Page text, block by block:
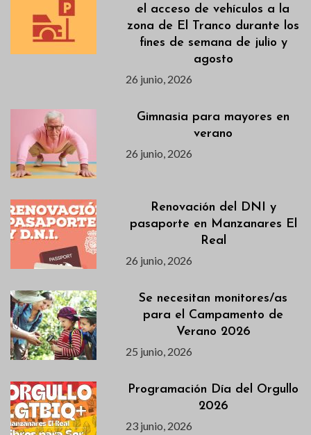
el acceso de vehículos a la
zona de El Tranco durante los
fines de semana de julio y
agosto
26 junio, 2026
Gimnasia para mayores en
verano
26 junio, 2026
Renovación del DNI y
pasaporte en Manzanares El
Real
26 junio, 2026
Se necesitan monitores/as
para el Campamento de
Verano 2026
25 junio, 2026
Programación Día del Orgullo
2026
23 junio, 2026